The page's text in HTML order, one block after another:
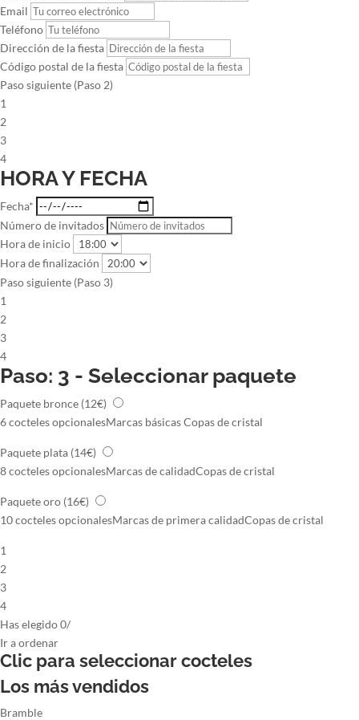
Email
Teléfono
Dirección de la fiesta
Código postal de la fiesta
Paso siguiente (Paso 2)
1
2
3
4
HORA Y FECHA
Fecha*
Número de invitados
Hora de inicio
Hora de finalización
Paso siguiente (Paso 3)
1
2
3
4
Paso: 3 - Seleccionar paquete
Paquete bronce (12€)
6 cocteles opcionalesMarcas básicasCopas de cristal
Paquete plata (14€)
8 cocteles opcionalesMarcas de calidadCopas de cristal
Paquete oro (16€)
10 cocteles opcionalesMarcas de primera calidadCopas de cristal
1
2
3
4
Has elegido0/
Ira ordenar
Clic para seleccionarcocteles
Los más vendidos
Bramble